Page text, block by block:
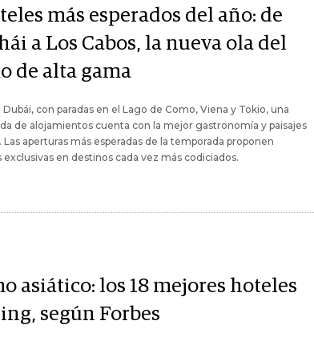
más esperados del año: de
a Los Cabos, la nueva ola del
de alta gama
Dubái, con paradas en el Lago de Como, Viena y Tokio, una
de alojamientos cuenta con la mejor gastronomía y paisajes
aperturas más esperadas de la temporada proponen
exclusivas en destinos cada vez más codiciados.
asiático: los 18 mejores hoteles
según Forbes